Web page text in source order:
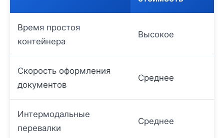
Время простоя
контейнера
Высокое
Скорость оформления
документов
Среднее
Интермодальные
перевалки
Среднее